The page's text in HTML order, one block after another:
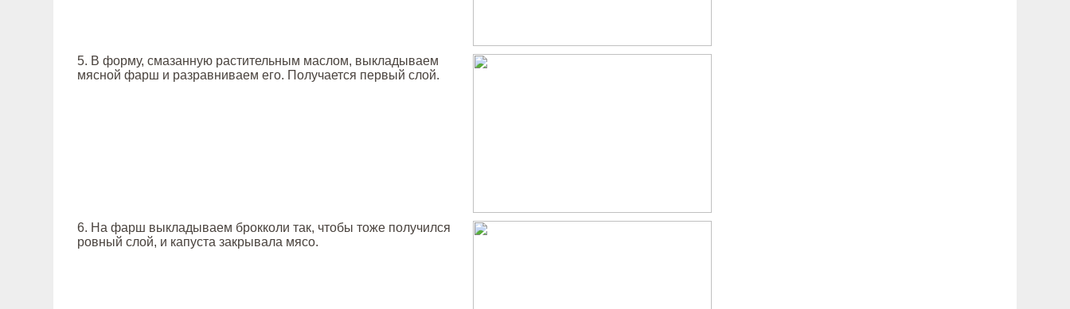
5. В форму, смазанную растительным маслом, выкладываем
мясной фарш и разравниваем его. Получается первый слой.
6. На фарш выкладываем брокколи так, чтобы тоже получился
ровный слой, и капуста закрывала мясо.